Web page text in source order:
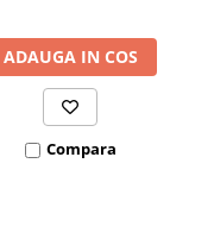
ADAUGA IN COS
Compara